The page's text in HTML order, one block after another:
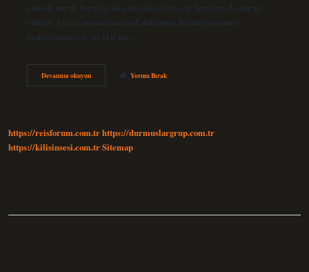
yüksek auralı burçlar olsa da yükselen ve ay burçları da aurayı
etkiler. Ayrıca auranızın zayıf olduğunu düşünüyorsanız
endişelenmeyin. Ay eril mi…
Devamını okuyunEn
Dişil
Yorum Bırak
https://reisforum.com.trhttps://durmuslargrup.com.tr
https://kilisinsesi.com.trSitemap